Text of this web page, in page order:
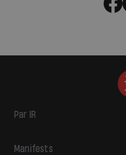
Par IR
Manifests